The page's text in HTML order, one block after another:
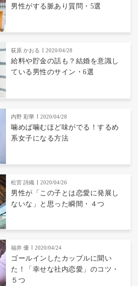
男性がする脈あり質問・5選
荻原 かおる 2020/04/28
給料や貯金の話も？結婚を意識し
ている男性のサイン・6選
内野 彩華 2020/04/28
噛めば噛むほど味がでる！するめ
系女子になる方法
松宮 詩織 2020/04/26
男性が「この子とは恋愛に発展し
ないな」と思った瞬間・４つ
福井 優 2020/04/24
ゴールインしたカップルに聞い
た！「幸せな社内恋愛」のコツ・
５つ